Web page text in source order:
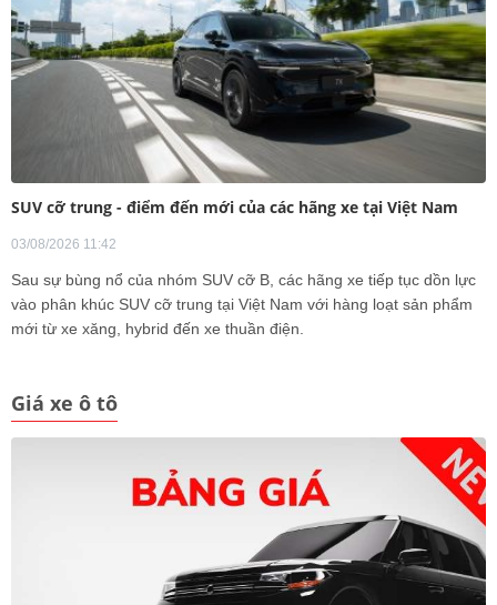
SUV cỡ trung - điểm đến mới của các hãng xe tại Việt Nam
03/08/2026 11:42
Sau sự bùng nổ của nhóm SUV cỡ B, các hãng xe tiếp tục dồn lực
vào phân khúc SUV cỡ trung tại Việt Nam với hàng loạt sản phẩm
mới từ xe xăng, hybrid đến xe thuần điện.
Giá xe ô tô